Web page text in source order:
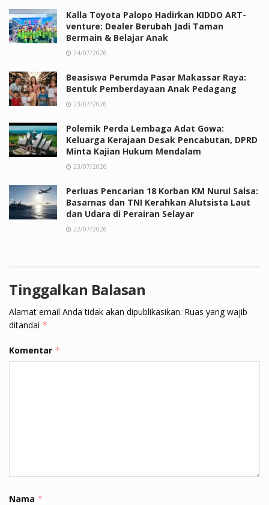
Kalla Toyota Palopo Hadirkan KIDDO ART-
venture: Dealer Berubah Jadi Taman
Bermain & Belajar Anak
24/07/2026
Beasiswa Perumda Pasar Makassar Raya:
Bentuk Pemberdayaan Anak Pedagang
23/07/2026
Polemik Perda Lembaga Adat Gowa:
Keluarga Kerajaan Desak Pencabutan, DPRD
Minta Kajian Hukum Mendalam
23/07/2026
Perluas Pencarian 18 Korban KM Nurul Salsa:
Basarnas dan TNI Kerahkan Alutsista Laut
dan Udara di Perairan Selayar
22/07/2026
Tinggalkan Balasan
Alamat email Anda tidak akan dipublikasikan. Ruas yang wajib
ditandai *
Komentar *
Nama *